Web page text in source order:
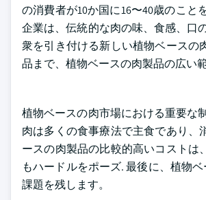
の消費者が10か国に16〜40歳のこ
企業は、伝統的な肉の味、食感、口
衆を引き付ける新しい植物ベースの
品まで、植物ベースの肉製品の広い
植物ベースの肉市場における重要な
肉は多くの食事療法で主食であり
ースの肉製品の比較的高いコストは
もハードルをポーズ. 最後に、植物
課題を残します。